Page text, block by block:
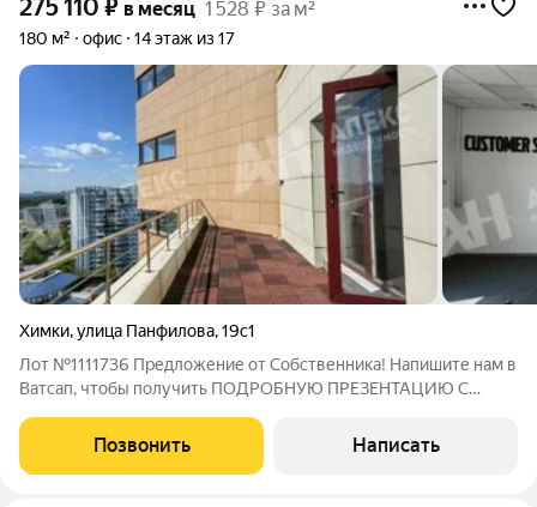
275 110 ₽ в месяц 1 528 ₽ за м²
180 м² офис 14 этаж из 17
Химки,улица Панфилова,19с1
Лот №1111736 Предложение от Собственника! Напишите нам в
Ватсап, чтобы получить ПОДРОБНУЮ ПРЕЗЕНТАЦИЮ С
видовой офис площадью 180.4 кв.м с балконом (12 кв.м.) на 14
этаже в БЦ Грин Поинт класса Б+ в г.
Позвонить Написать